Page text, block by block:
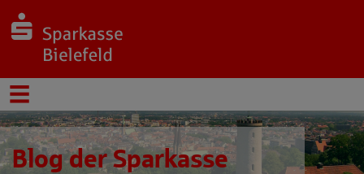
Blog der Sparkasse